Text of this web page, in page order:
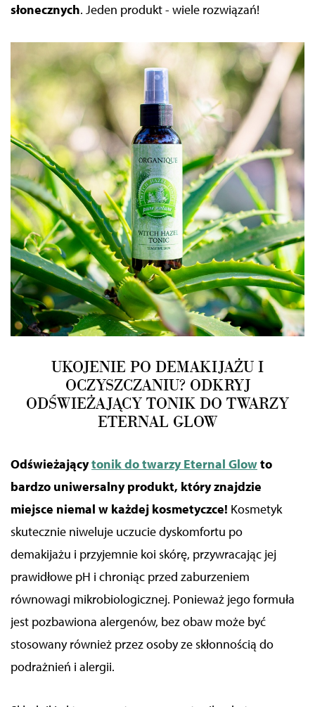
słonecznych. Jeden produkt - wiele rozwiązań!
UKOJENIE PO DEMAKIJAŻU I
OCZYSZCZANIU? ODKRYJ
ODŚWIEŻAJĄCY TONIK DO TWARZY
ETERNAL GLOW
Odświeżającytonik do twarzy Eternal Glowto
bardzo uniwersalny produkt, który znajdzie
miejsce niemal w każdej kosmetyczce! Kosmetyk
skutecznie niweluje uczucie dyskomfortu po
demakijażu i przyjemnie koi skórę, przywracając jej
prawidłowe pH i chroniąc przed zaburzeniem
równowagi mikrobiologicznej. Ponieważ jego formuła
jest pozbawiona alergenów, bez obaw może być
stosowany również przez osoby ze skłonnością do
podrażnień i alergii.